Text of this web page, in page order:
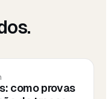
como provas